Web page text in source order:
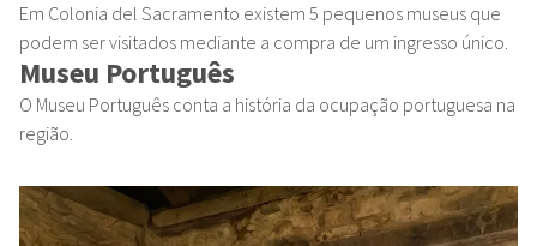
Em Colonia del Sacramento existem 5 pequenos museus que
podem ser visitados mediante a compra de um ingresso único.
Museu Português
O Museu Português conta a história da ocupação portuguesa na
região.